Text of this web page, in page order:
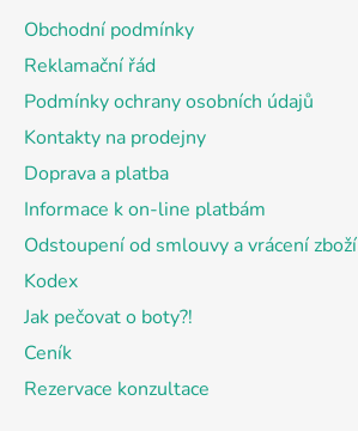
Obchodní podmínky
Reklamační řád
Podmínky ochrany osobních údajů
Kontakty na prodejny
Doprava a platba
Informace k on-line platbám
Odstoupení od smlouvy a vrácení zboží
Kodex
Jak pečovat o boty?!
Ceník
Rezervace konzultace